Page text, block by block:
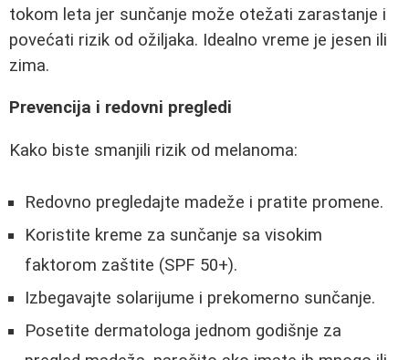
tokom leta jer sunčanje može otežati zarastanje i
povećati rizik od ožiljaka. Idealno vreme je jesen ili
zima.
Prevencija i redovni pregledi
Kako biste smanjili rizik od melanoma:
Redovno pregledajte madeže i pratite promene.
Koristite kreme za sunčanje sa visokim
faktorom zaštite (SPF 50+).
Izbegavajte solarijume i prekomerno sunčanje.
Posetite dermatologa jednom godišnje za